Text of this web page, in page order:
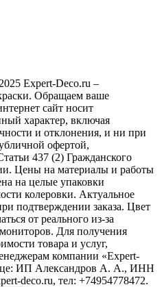
Expert-Deco.ru –
Обращаем ваше
сайт носит
характер, включая
и отклонения, и ни при
офертой,
437 (2) Гражданского
Цены на материалы и работы
на целые упаковки
колеровки. Актуальное
подтверждении заказа. Цвет
от реального из‑за
Для получения
товара и услуг,
компании «Expert-
ИП Александров А. А., ИНН
deco.ru, тел: +74954778472.